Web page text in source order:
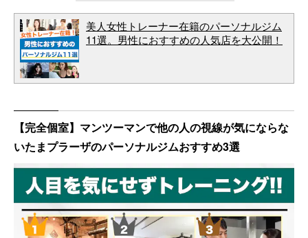
美人女性トレーナー在籍のパーソナルジム
11選。男性におすすめの人気店を大公開！
【完全個室】マンツーマンで他の人の視線が気にならな
いたまプラーザのパーソナルジムおすすめ3選